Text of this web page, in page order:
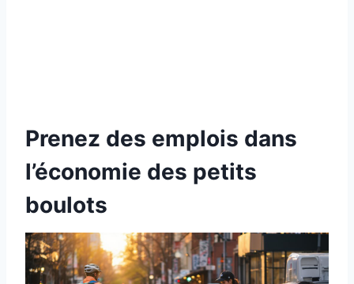
Prenez des emplois dans
l’économie des petits
boulots